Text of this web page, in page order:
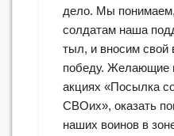
дело. Мы
солдатам наша
тыл, и вносим
победу. Желающие
акциях «Посылка
СВОих», оказать
наших воинов в